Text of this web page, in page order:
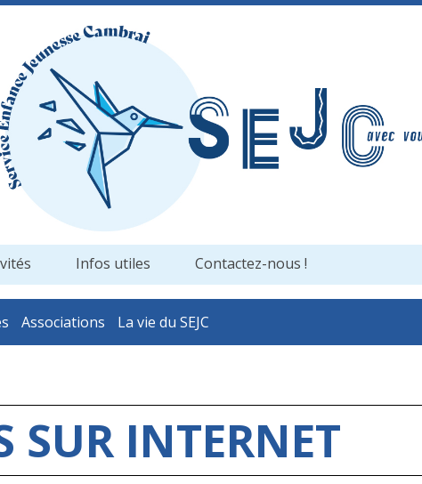
Infos utiles Contactez-nous !
Associations La vie du SEJC
SUR INTERNET